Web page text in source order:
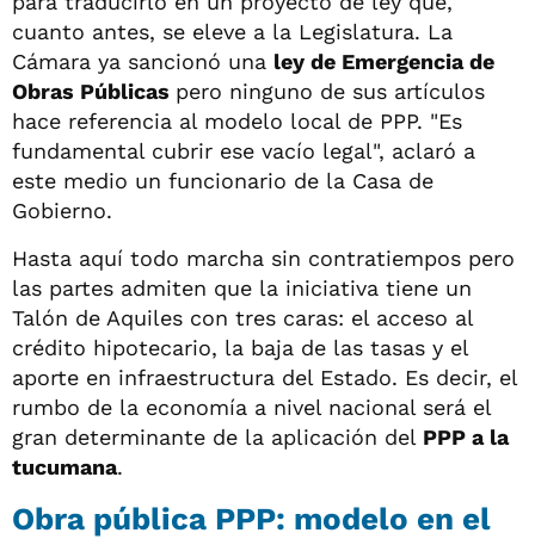
cuanto antes, se eleve a la Legislatura. La
Cámara ya sancionó una ley de Emergencia de
Obras Públicas pero ninguno de sus artículos
hace referencia al modelo local de PPP. "Es
fundamental cubrir ese vacío legal", aclaró a
este medio un funcionario de la Casa de
Gobierno.
Hasta aquí todo marcha sin contratiempos pero
las partes admiten que la iniciativa tiene un
Talón de Aquiles con tres caras: el acceso al
crédito hipotecario, la baja de las tasas y el
aporte en infraestructura del Estado. Es decir, el
rumbo de la economía a nivel nacional será el
gran determinante de la aplicación del PPP a la
tucumana.
Obra pública PPP: modelo en el